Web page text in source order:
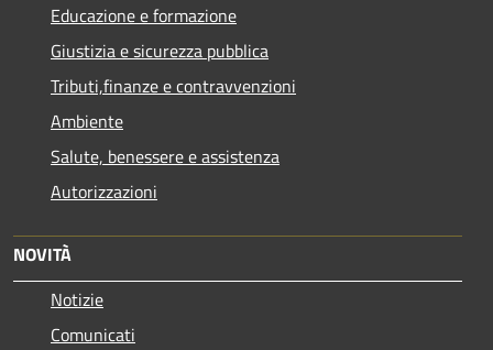
Educazione e formazione
Giustizia e sicurezza pubblica
Tributi,finanze e contravvenzioni
Ambiente
Salute, benessere e assistenza
Autorizzazioni
NOVITÀ
Notizie
Comunicati